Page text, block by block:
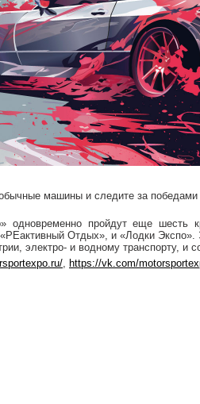
машины и следите за победами
одновременно пройдут еще шесть
Отдых», и «Лодки Экспо».
электро- и водному транспорту, и
, https://vk.com/